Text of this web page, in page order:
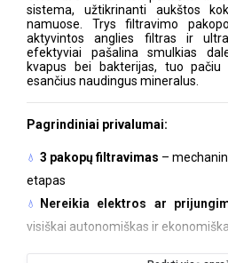
sistema, užtikrinanti aukštos
namuose. Trys filtravimo
aktyvintos anglies filtras ir
efektyviai pašalina smulkias
kvapus bei bakterijas, tuo pačiu
esančius naudingus mineralus.
Pagrindiniai privalumai:
3 pakopų filtravimas –
etapas
Nereikia elektros ar
visiškai autonomiškas ir